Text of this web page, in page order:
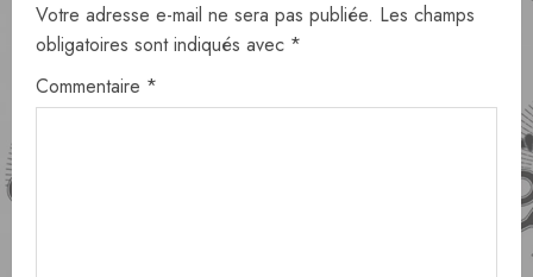
Votre adresse e-mail ne sera pas publiée. Les champs
obligatoires sont indiqués avec *
Commentaire *